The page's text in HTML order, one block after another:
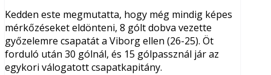
Kedden este megmutatta, hogy még mindig képes
mérkőzéseket eldönteni, 8 gólt dobva vezette
győzelemre csapatát a Viborg ellen (26-25). Öt
forduló után 30 gólnál, és 15 gólpassznál jár az
egykori válogatott csapatkapitány.